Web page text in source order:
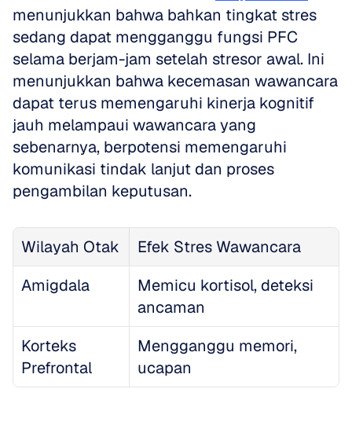
menunjukkan bahwa bahkan tingkat stres
sedang dapat mengganggu fungsi PFC
selama berjam-jam setelah stresor awal. Ini
menunjukkan bahwa kecemasan wawancara
dapat terus memengaruhi kinerja kognitif
jauh melampaui wawancara yang
sebenarnya, berpotensi memengaruhi
komunikasi tindak lanjut dan proses
pengambilan keputusan.
Wilayah Otak
Efek Stres Wawancara
Amigdala
Memicu kortisol, deteksi
ancaman
Korteks
Prefrontal
Mengganggu memori,
ucapan